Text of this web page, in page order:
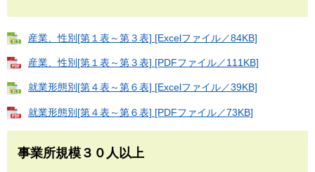
産業、性別[第１表～第３表] [Excelファイル／84KB]
産業、性別[第１表～第３表] [PDFファイル／111KB]
就業形態別[第４表～第６表] [Excelファイル／39KB]
就業形態別[第４表～第６表] [PDFファイル／73KB]
事業所規模３０人以上